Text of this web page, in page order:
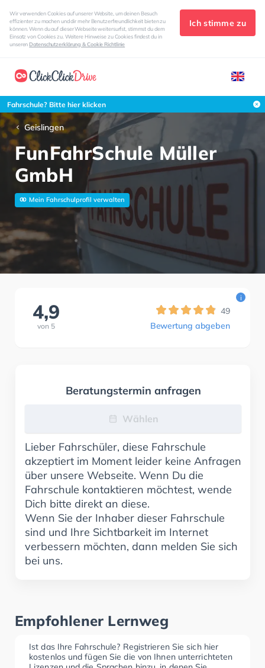
Wir verwenden Cookies auf unserer Website, um deinen Besuch
effizienter zu machen und dir mehr Benutzerfreundlichkeit bieten zu
können. Wenn du auf dieser Webseite weitersurfst, stimmst du dem
Einsatz von Cookies zu. Weitere Hinweise zu Cookies findest du in
unserenDatenschutzerklärung & Cookie Richtlinie
Ich stimme zu
Fahrschule? Bitte hier klicken
Geislingen
FunFahrSchule Müller
GmbH
Mein Fahrschulprofil verwalten
4,9
von 5
49
Bewertung abgeben
i
Beratungstermin anfragen
Wählen
Lieber Fahrschüler, diese Fahrschule
akzeptiert im Moment leider keine Anfragen
über unsere Webseite. Wenn Du die
Fahrschule kontaktieren möchtest, wende
Dich bitte direkt an diese.
Wenn Sie der Inhaber dieser Fahrschule
sind und Ihre Sichtbarkeit im Internet
verbessern möchten, dann melden Sie sich
bei uns.
Empfohlener Lernweg
Ist das Ihre Fahrschule? Registrieren Sie sich hier
kostenlos und fügen Sie die von Ihnen unterrichteten